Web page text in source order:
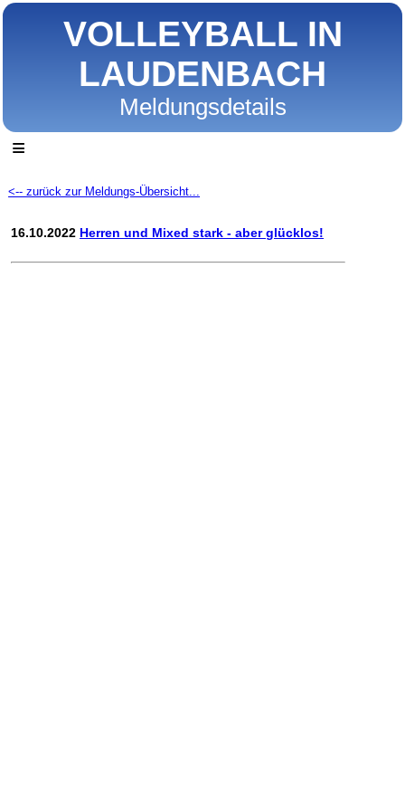
VOLLEYBALL IN
LAUDENBACH
Meldungsdetails
≡
<-- zurück zur Meldungs-Übersicht...
16.10.2022 Herren und Mixed stark - aber glücklos!